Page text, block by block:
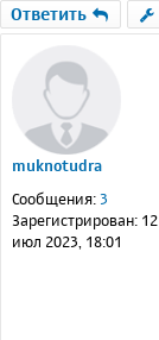
Ответить
muknotudra
Сообщения:3
Зарегистрирован: 12
июл 2023, 18:01